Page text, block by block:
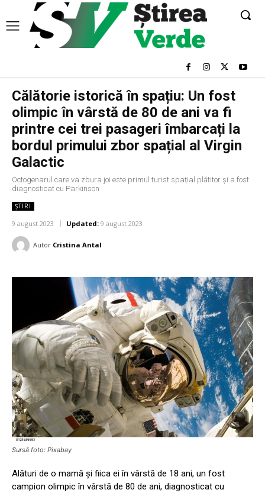
Călătorie istorică în spațiu: Un fost
olimpic în vârstă de 80 de ani va fi
printre cei trei pasageri îmbarcați la
bordul primului zbor spațial al Virgin
Galactic
Octogenarul care va zbura joi este primul turist spațial plătitor și a fost
diagnosticat cu Parkinson
ȘTIRI
9 august 2023 Updated: 9 august 2023
Autor Cristina Antal
Sursă foto: Pixabay
Alături de o mamă și fiica ei în vârstă de 18 ani, un fost
campion olimpic în vârstă de 80 de ani, diagnosticat cu